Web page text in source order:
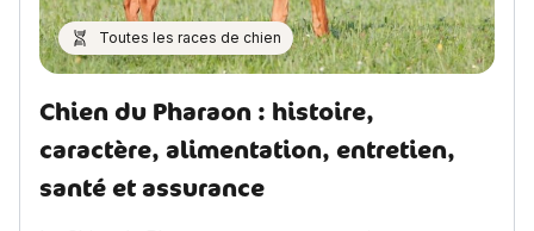
Toutes les races de chien
Chien du Pharaon : histoire,
caractère, alimentation, entretien,
santé et assurance